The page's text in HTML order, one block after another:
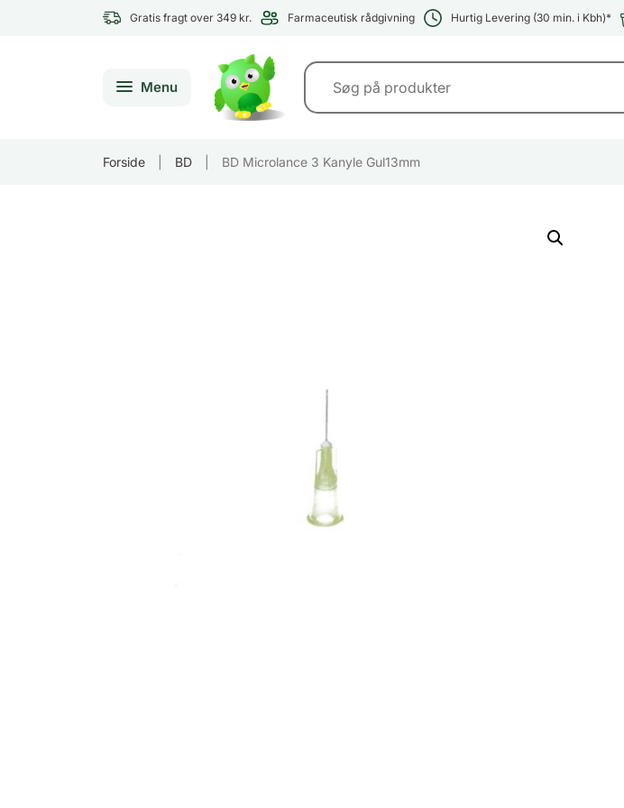
Gratis fragt over 349 kr. Farmaceutisk rådgivning Hurtig Levering (30 min. i Kbh)*
Menu
Forside BD BD Microlance 3 Kanyle Gul13mm